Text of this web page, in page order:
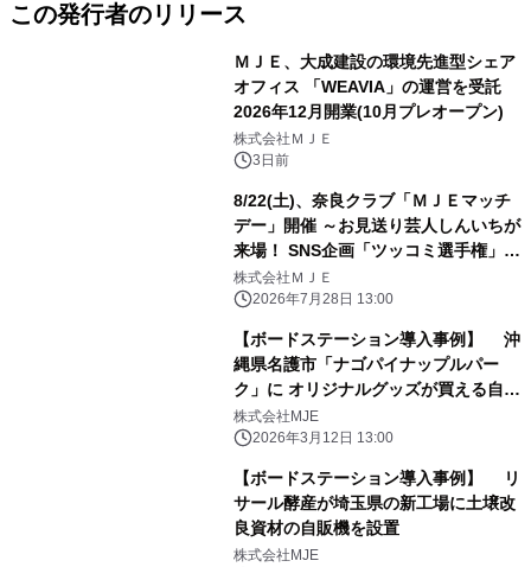
この発行者のリリース
ＭＪＥ、大成建設の環境先進型シェア
オフィス 「WEAVIA」の運営を受託
2026年12月開業(10月プレオープン)
株式会社ＭＪＥ
3日前
8/22(土)、奈良クラブ「ＭＪＥマッチ
デー」開催 ～お見送り芸人しんいちが
来場！ SNS企画「ツッコミ選手権」や
来場者プレゼントも！～
株式会社ＭＪＥ
2026年7月28日 13:00
【ボードステーション導入事例】 沖
縄県名護市「ナゴパイナップルパー
ク」に オリジナルグッズが買える自販
機を設置
株式会社MJE
2026年3月12日 13:00
【ボードステーション導入事例】 リ
サール酵産が埼玉県の新工場に土壌改
良資材の自販機を設置
株式会社MJE